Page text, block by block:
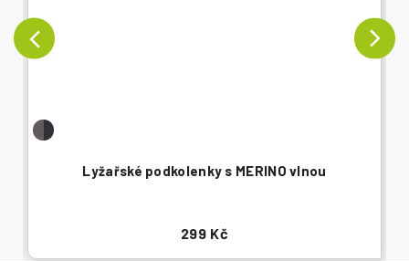
Lyžařské podkolenky s MERINO vlnou
299 Kč